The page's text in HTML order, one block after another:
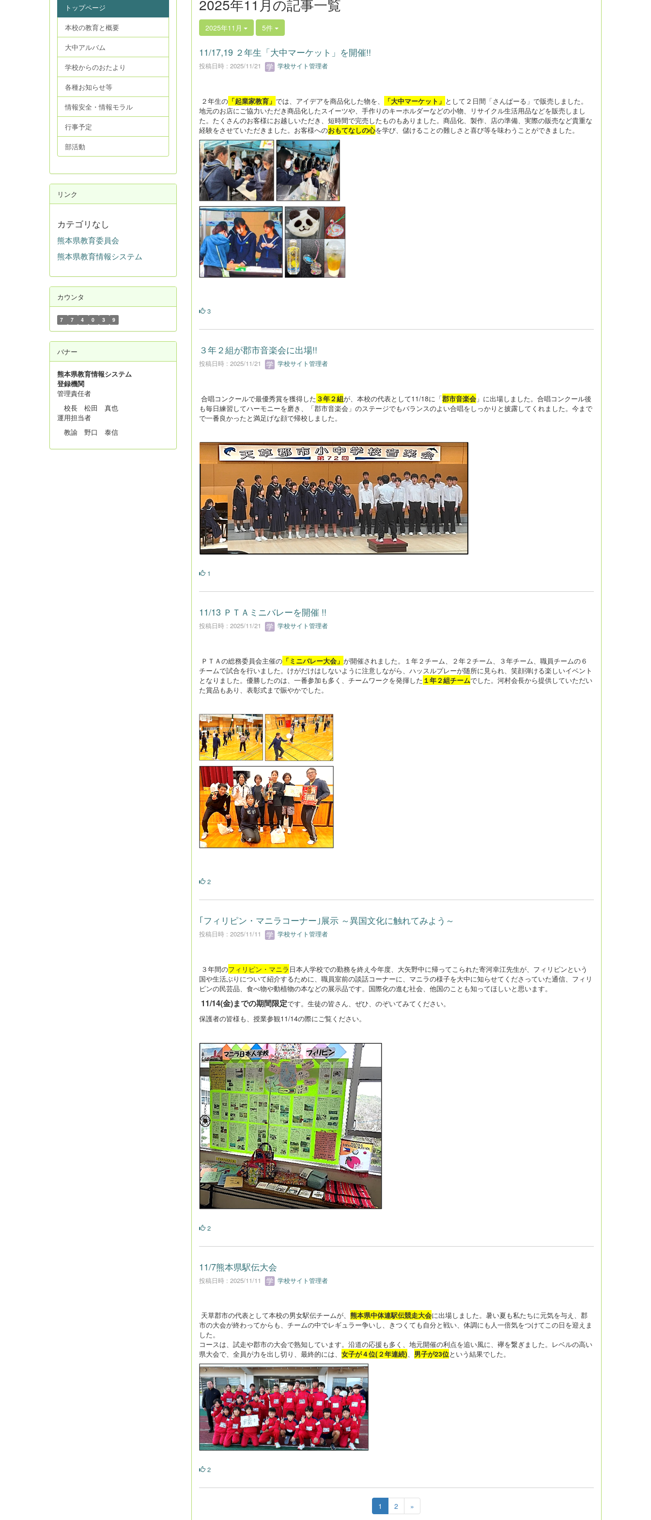
2025年11月の記事一覧
2025年11月 5件
11/17,19 ２年生「大中マーケット」を開催!!
投稿日時 : 2025/11/21 学校サイト管理者
２年生の「起業家教育」 では、アイデアを商品化した物を、 「大中マーケット」 として２日間「さんぱーる」で販売しました。
地元のお店にご協力いただき商品化したスイーツや、手作りのキーホルダーなどの小物、リサイクル生活用品などを販売しまし
た。たくさんのお客様にお越しいただき、短時間で完売したものもありました。商品化、製作、店の準備、実際の販売など貴重な
経験をさせていただきました。お客様へのおもてなしの心を学び、儲けることの難しさと喜び等を味わうことができました。
3
３年２組が郡市音楽会に出場!!
投稿日時 : 2025/11/21 学校サイト管理者
合唱コンクールで最優秀賞を獲得した ３年２組が、本校の代表として11/18に「郡市音楽会」に出場しました。合唱コンクール後
も毎日練習してハーモニーを磨き、「郡市音楽会」のステージでもバランスのよい合唱をしっかりと披露してくれました。今まで
で一番良かったと満足げな顔で帰校しました。
1
11/13 ＰＴＡミニバレーを開催 !!
投稿日時 : 2025/11/21 学校サイト管理者
ＰＴＡの総務委員会主催の「ミニバレー大会」 が開催されました。１年２チーム、２年２チーム、３年チーム、職員チームの６
チームで試合を行いました。けがだけはしないように注意しながら、ハッスルプレーが随所に見られ、笑顔弾ける楽しいイベント
となりました。優勝したのは、一番参加も多く、チームワークを発揮した １年２組チームでした。河村会長から提供していただい
た賞品もあり、表彰式まで賑やかでした。
2
｢フィリピン・マニラコーナー｣展示 ～異国文化に触れてみよう～
投稿日時 : 2025/11/11 学校サイト管理者
３年間のフィリピン・マニラ 日本人学校での勤務を終え今年度、大矢野中に帰ってこられた寄河幸江先生が、フィリピンという
国や生活ぶりについて紹介するために、職員室前の談話コーナーに、マニラの様子を大中に知らせてくださっていた通信、フィリ
ピンの民芸品、食べ物や動植物の本などの展示品です。国際化の進む社会、他国のことも知ってほしいと思います。
11/14(金)までの期間限定です。生徒の皆さん、ぜひ、のぞいてみてください。
保護者の皆様も、授業参観11/14の際にご覧ください。
2
11/7熊本県駅伝大会
投稿日時 : 2025/11/11 学校サイト管理者
天草郡市の代表として本校の男女駅伝チームが、 熊本県中体連駅伝競走大会に出場しました。暑い夏も私たちに元気を与え、郡
市の大会が終わってからも、チームの中でレギュラー争いし、きつくても自分と戦い、体調にも人一倍気をつけてこの日を迎えま
した。
コースは、試走や郡市の大会で熟知しています。沿道の応援も多く、地元開催の利点を追い風に、襷を繋ぎました。レベルの高い
県大会で、全員が力を出し切り、最終的には、 女子が４位(２年連続)、 男子が23位という結果でした。
2
1 2 »
トップページ
本校の教育と概要
大中アルバム
学校からのおたより
各種お知らせ等
情報安全・情報モラル
行事予定
部活動
リンク
カテゴリなし
熊本県教育委員会
熊本県教育情報システム
カウンタ
7 7 4 0 3 9
バナー
熊本県教育情報システム
登録機関
管理責任者
校長 松田 真也
運用担当者
教諭 野口 泰信